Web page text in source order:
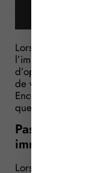
Lorsque la vente
l’impôt, le gain
d’optimisations
de vente,
Encore que cela
question…
Pas
immeuble «
Lors de la vente